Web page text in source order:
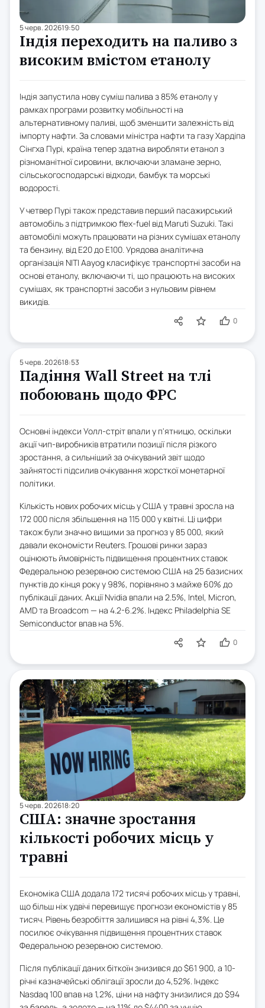
5 черв. 202619:50
Індія переходить на паливо з
високим вмістом етанолу
Індія запустила нову суміш палива з 85% етанолу у
рамках програми розвитку мобільності на
альтернативному паливі, щоб зменшити залежність від
імпорту нафти. За словами міністра нафти та газу Хардіпа
Сінгха Пурі, країна тепер здатна виробляти етанол з
різноманітної сировини, включаючи зламане зерно,
сільськогосподарські відходи, бамбук та морські
водорості.
У четвер Пурі також представив перший пасажирський
автомобіль з підтримкою flex-fuel від Maruti Suzuki. Такі
автомобілі можуть працювати на різних сумішах етанолу
та бензину, від E20 до E100. Урядова аналітична
організація NITI Aayog класифікує транспортні засоби на
основі етанолу, включаючи ті, що працюють на високих
сумішах, як транспортні засоби з нульовим рівнем
викидів.
0
5 черв. 202618:53
Падіння Wall Street на тлі
побоювань щодо ФРС
Основні індекси Уолл-стріт впали у п'ятницю, оскільки
акції чип-виробників втратили позиції після різкого
зростання, а сильніший за очікуваний звіт щодо
зайнятості підсилив очікування жорсткої монетарної
політики.
Кількість нових робочих місць у США у травні зросла на
172 000 після збільшення на 115 000 у квітні. Ці цифри
також були значно вищими за прогноз у 85 000, який
давали економісти Reuters. Грошові ринки зараз
оцінюють ймовірність підвищення процентних ставок
Федеральною резервною системою США на 25 базисних
пунктів до кінця року у 98%, порівняно з майже 60% до
публікації даних. Акції Nvidia впали на 2.5%, Intel, Micron,
AMD та Broadcom — на 4.2-6.2%. Індекс Philadelphia SE
Semiconductor впав на 5%.
0
5 черв. 202618:20
США: значне зростання
кількості робочих місць у
травні
Економіка США додала 172 тисячі робочих місць у травні,
що більш ніж удвічі перевищує прогнози економістів у 85
тисяч. Рівень безробіття залишився на рівні 4,3%. Це
посилює очікування підвищення процентних ставок
Федеральною резервною системою.
Після публікації даних біткоїн знизився до $61 900, а 10-
річні казначейські облігації зросли до 4,52%. Індекс
Nasdaq 100 впав на 1,2%, ціни на нафту знизилися до $94